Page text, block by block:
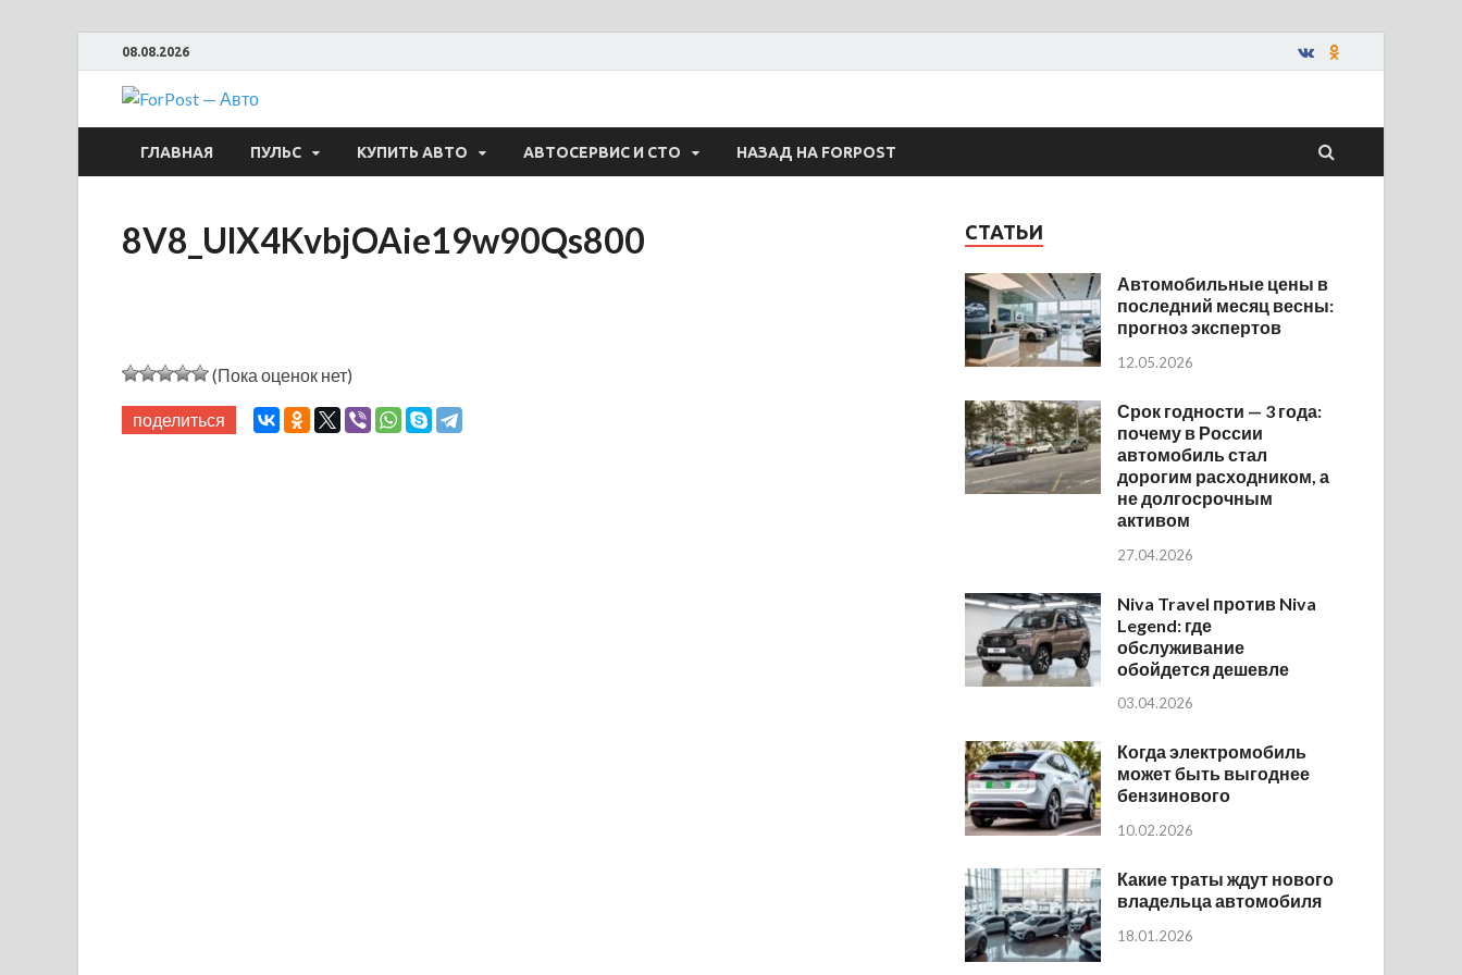
08.08.2026
ForPost — Авто
ГЛАВНАЯ ПУЛЬС КУПИТЬ АВТО АВТОСЕРВИС И СТО НАЗАД НА FORPOST
8V8_UlX4KvbjOAie19w90Qs800
(Пока оценок нет)
поделиться
СТАТЬИ
Автомобильные цены в
последний месяц весны:
прогноз экспертов
12.05.2026
Срок годности — 3 года:
почему в России
автомобиль стал
дорогим расходником, а
не долгосрочным
активом
27.04.2026
Niva Travel против Niva
Legend: где
обслуживание
обойдется дешевле
03.04.2026
Когда электромобиль
может быть выгоднее
бензинового
10.02.2026
Какие траты ждут нового
владельца автомобиля
18.01.2026